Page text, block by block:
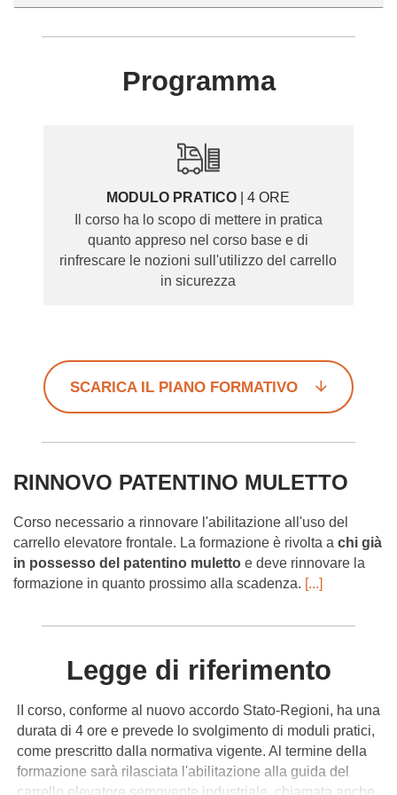
Programma
MODULO PRATICO | 4 ORE
Il corso ha lo scopo di mettere in pratica
quanto appreso nel corso base e di
rinfrescare le nozioni sull'utilizzo del carrello
in sicurezza
SCARICA IL PIANO FORMATIVO
RINNOVO PATENTINO MULETTO
Corso necessario a rinnovare l'abilitazione all'uso del
carrello elevatore frontale. La formazione è rivolta a chi già
in possesso del patentino muletto e deve rinnovare la
formazione in quanto prossimo alla scadenza. [...]
Legge di riferimento
lI corso, conforme al nuovo accordo Stato-Regioni, ha una
durata di 4 ore e prevede lo svolgimento di moduli pratici,
come prescritto dalla normativa vigente. Al termine della
formazione sarà rilasciata l'abilitazione alla guida del